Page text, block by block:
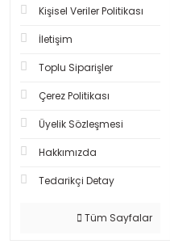
Kişisel Veriler Politikası
İletişim
Toplu Siparişler
Çerez Politikası
Üyelik Sözleşmesi
Hakkımızda
Tedarikçi Detay
Tüm Sayfalar